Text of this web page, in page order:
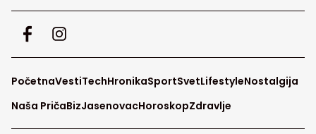
PočetnaVestiTechHronikaSportSvetLifestyleNostalgija
Naša PričaBizJasenovacHoroskopZdravlje